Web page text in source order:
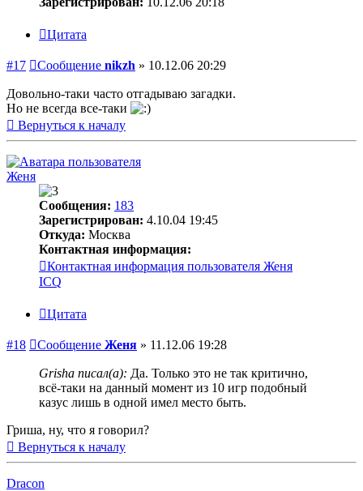
Цитата
#17 Сообщение nikzh » 10.12.06 20:29
Довольно-таки часто отгадываю загадки.
Но не всегда все-таки
Вернуться к началу
Женя
Сообщения: 183
Зарегистрирован: 4.10.04 19:45
Откуда: Москва
Контактная информация:
Контактная информация пользователя Женя
ICQ
Цитата
#18 Сообщение Женя » 11.12.06 19:28
Grisha писал(а): Да. Только это не так критично,
всё-таки на данный момент из 10 игр подобный
казус лишь в одной имел место быть.
Гриша, ну, что я говорил?
Вернуться к началу
Dracon